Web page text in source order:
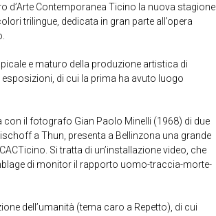
d’Arte Contemporanea Ticino la nuova stagione
trilingue, dedicata in gran parte all’opera
e maturo della produzione artistica di
di cui la prima ha avuto luogo
con il fotografo Gian Paolo Minelli (1968) di due
a Thun, presenta a Bellinzona una grande
Si tratta di un’installazione video, che
di monitor il rapporto uomo-traccia-morte-
dell’umanità (tema caro a Repetto), di cui